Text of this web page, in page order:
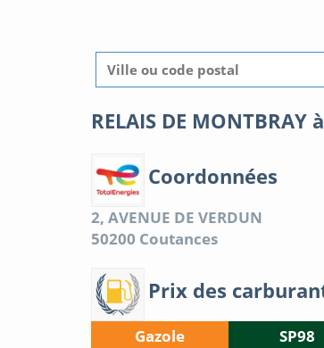
RELAIS DE MONTBRAY
Coordonnées
2, AVENUE DE VERDUN
50200 Coutances
Prix des
Gazole SP98